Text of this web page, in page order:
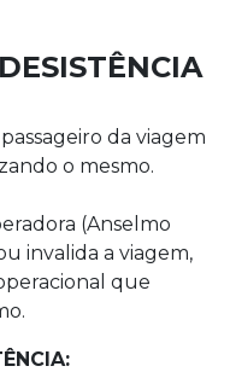
da viagem
o mesmo.
(Anselmo
invalida a viagem,
que